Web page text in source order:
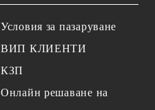
Условия за пазаруване
ВИП КЛИЕНТИ
КЗП
Онлайн решаване на